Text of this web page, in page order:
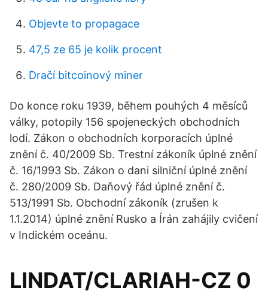
Objevte to propagace
47,5 ze 65 je kolik procent
Dračí bitcoinový miner
Do konce roku 1939, během pouhých 4 měsíců
války, potopily 156 spojeneckých obchodních
lodí. Zákon o obchodních korporacích úplné
znění č. 40/2009 Sb. Trestní zákoník úplné znění
č. 16/1993 Sb. Zákon o dani silniční úplné znění
č. 280/2009 Sb. Daňový řád úplné znění č.
513/1991 Sb. Obchodní zákoník (zrušen k
1.1.2014) úplné znění Rusko a Írán zahájily cvičení
v Indickém oceánu.
LINDAT/CLARIAH-CZ 0